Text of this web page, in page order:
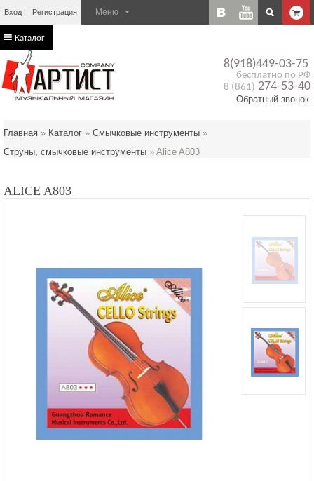
Вход Регистрация
8(918)449-03-75
бесплатно по РФ
8 (861) 274-53-40
Обратный звонок
Каталог
Главная » Каталог » Смычковые инструменты »
Струны, смычковые инструменты » Alice A803
ALICE A803